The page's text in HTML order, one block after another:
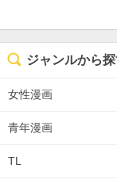
ジャンルから
女性漫画
青年漫画
TL